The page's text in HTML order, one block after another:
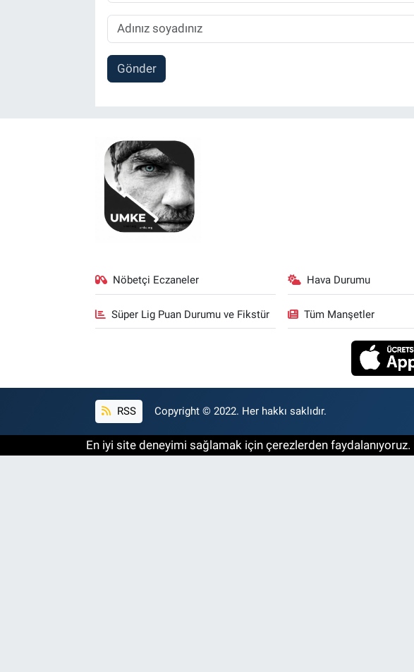
Gönder
Nöbetçi Eczaneler Hava Durumu
Süper Lig Puan Durumu ve Fikstür Tüm Manşetler
RSS Copyright © 2022. Her hakkı saklıdır.
En iyi site deneyimi sağlamak için çerezlerden faydalanıyoruz.